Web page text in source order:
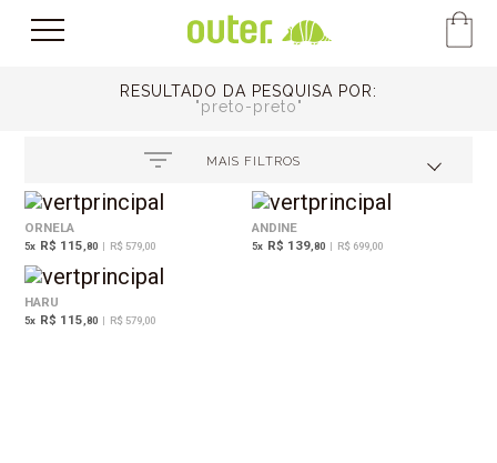
RESULTADO DA PESQUISA POR:
preto-preto
MAIS FILTROS
ORNELA
5x R$ 115 ,80 | R$ 579,00
ANDINE
5x R$ 139,80 | R$ 699,00
HARU
5x R$ 115 ,80 | R$ 579,00